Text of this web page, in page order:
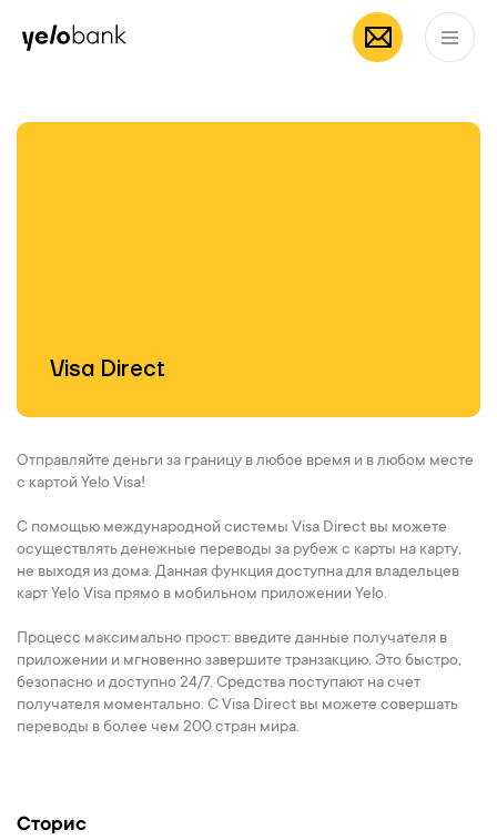
приложение Yelo
Частным лицам
Visa Direct
Отправляйте деньги за границу в любое время и в любом месте
с картой Yelo Visa!
С помощью международной системы Visa Direct вы можете
осуществлять денежные переводы за рубеж с карты на карту,
не выходя из дома. Данная функция доступна для владельцев
карт Yelo Visa прямо в мобильном приложении Yelo.
Процесс максимально прост: введите данные получателя в
приложении и мгновенно завершите транзакцию. Это быстро,
безопасно и доступно 24/7. Средства поступают на счет
получателя моментально. С Visa Direct вы можете совершать
переводы в более чем 200 стран мира.
Сторис